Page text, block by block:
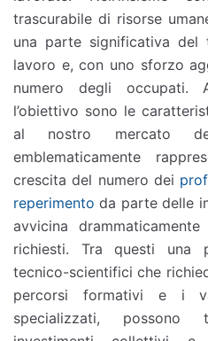
trascurabile di risorse
una parte significativa del
lavoro e, con uno sforzo
numero degli occupati.
l’obiettivo sono le
al nostro mercato
emblematicamente
crescita del numero dei
reperimentoda parte delle
avvicina
richiesti. Tra questi una
tecnico-scientifici che
percorsi formativi e i
specializzati, possono